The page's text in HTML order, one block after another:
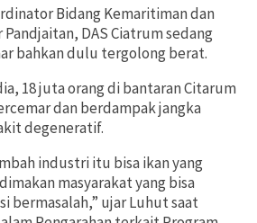
Bidang Kemaritiman dan
DAS Ciatrum sedang
bahkan dulu tergolong berat.
18 juta orang di bantaran Citarum
dan berdampak jangka
degeneratif.
industri itu bisa ikan yang
masyarakat yang bisa
bermasalah,” ujar Luhut saat